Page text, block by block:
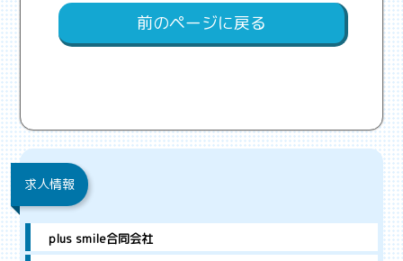
前のページに戻る
求人情報
plus smile合同会社